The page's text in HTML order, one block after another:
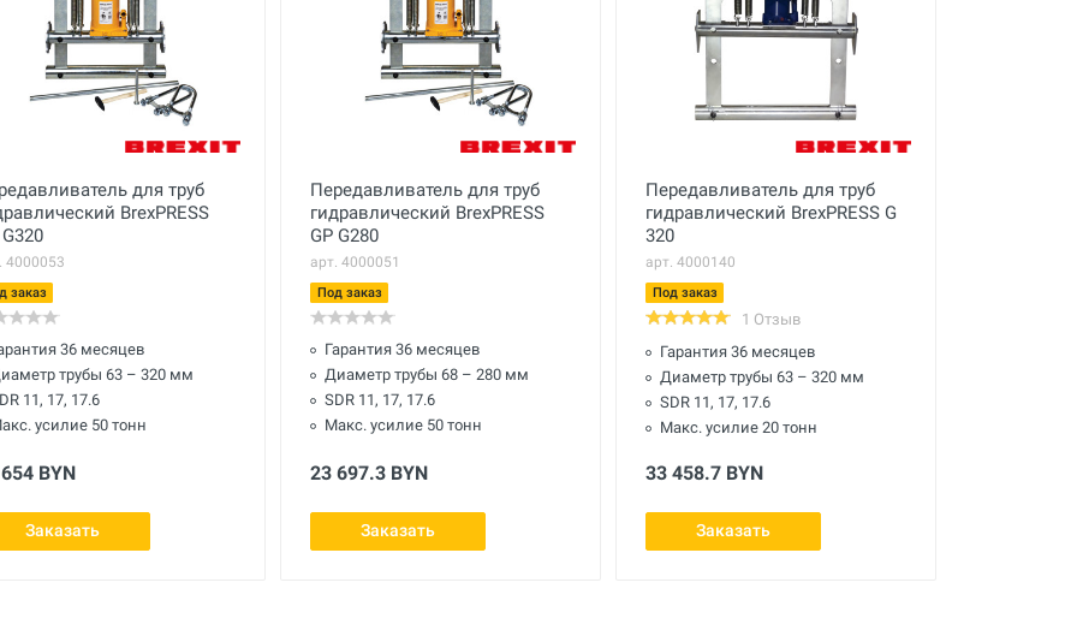
для труб
BrexPRESS
4000053
заказ
36 месяцев
трубы 63 – 320 мм
11, 17, 17.6
усилие 50 тонн
BYN
Заказать
Передавливатель для труб
гидравлический BrexPRESS
GP G280
арт. 4000051
Под заказ
Гарантия 36 месяцев
Диаметр трубы 68 – 280 мм
SDR 11, 17, 17.6
Макс. усилие 50 тонн
23 697.3 BYN
Заказать
Передавливатель для труб
гидравлический BrexPRESS G
320
арт. 4000140
Под заказ
1 Отзыв
Гарантия 36 месяцев
Диаметр трубы 63 – 320 мм
SDR 11, 17, 17.6
Макс. усилие 20 тонн
33 458.7 BYN
Заказать